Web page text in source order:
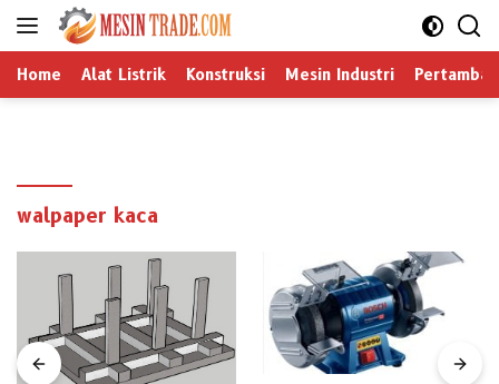
Langsung
Home Alat Listrik Konstruksi Mesin Industri
walpaper kaca